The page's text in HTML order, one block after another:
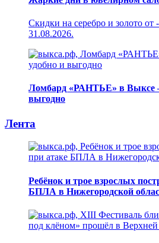
Скидки на серебро и золото от
31.08.2026.
Ломбард «РАНТЬЕ» в Выксе
выгодно
Лента
Ребёнок и трое взрослых
БПЛА в Нижегородской